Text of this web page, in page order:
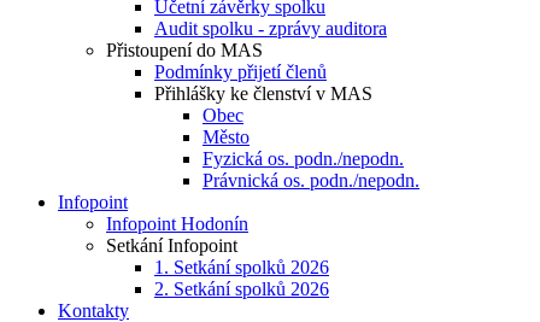
Účetní závěrky spolku
Audit spolku - zprávy auditora
Přistoupení do MAS
Podmínky přijetí členů
Přihlášky ke členství v MAS
Obec
Město
Fyzická os. podn./nepodn.
Právnická os. podn./nepodn.
Infopoint
Infopoint Hodonín
Setkání Infopoint
1. Setkání spolků 2026
2. Setkání spolků 2026
Kontakty